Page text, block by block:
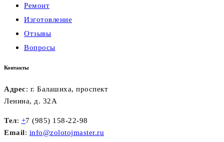
Ремонт
Изготовление
Отзывы
Вопросы
Контакты
Адрес: г. Балашиха, проспект
Ленина, д. 32А
Тел: +7 (985) 158-22-98
Email: info@zolotojmaster.ru